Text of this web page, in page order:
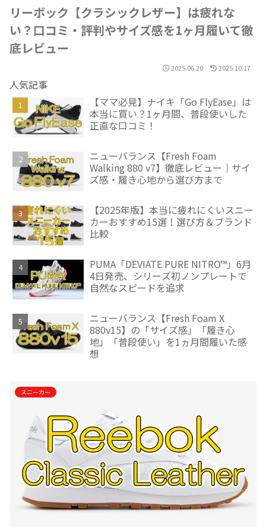
リーボック【クラシックレザー】は疲れな
い？口コミ・評判やサイズ感を1ヶ月履いて徹
底レビュー
2025.06.20 2025.10.17
人気記事
【ママ必見】ナイキ「Go FlyEase」は
本当に買い？1ヶ月間、普段使いした
正直な口コミ！
ニューバランス【Fresh Foam
Walking 880 v7】徹底レビュー｜サイ
ズ感・履き心地から選び方まで
【2025年版】本当に疲れにくいスニー
カーおすすめ15選！選び方＆ブランド
比較
PUMA「DEVIATE PURE NITRO™」6月
4日発売、シリーズ初ノンプレートで
自然なスピードを追求
ニューバランス【Fresh Foam X
880v15】の「サイズ感」「履き心
地」「普段使い」を1ヵ月間履いた感
想
スニーカー